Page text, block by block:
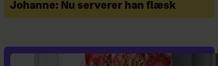
Johanne: Nu serverer han flæsk